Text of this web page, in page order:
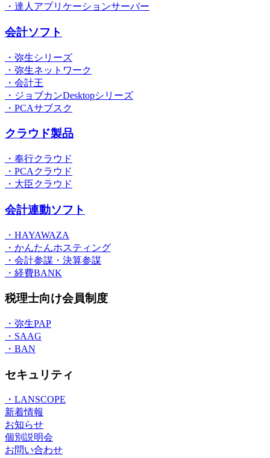
・達人アプリケーションサーバー
会計ソフト
・弥生シリーズ
・弥生ネットワーク
・会計王
・ジョブカンDesktopシリーズ
・PCAサブスク
クラウド製品
・奉行クラウド
・PCAクラウド
・大臣クラウド
会計連動ソフト
・HAYAWAZA
・かんたんホスティング
・会計参謀・決算参謀
・経費BANK
税理士向け会員制度
・弥生PAP
・SAAG
・BAN
セキュリティ
・LANSCOPE
新着情報
お知らせ
個別説明会
お問い合わせ